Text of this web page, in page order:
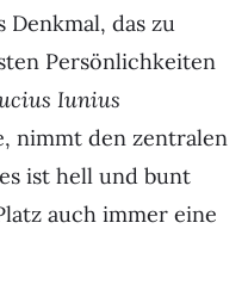
Denkmal, das zu
Persönlichkeiten
Iunius
nimmt den zentralen
ist hell und bunt
auch immer eine